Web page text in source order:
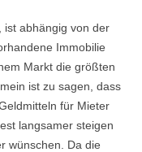
ist abhängig von der
Immobilie
Markt die größten
ist zu sagen, dass
für Mieter
langsamer steigen
wünschen. Da die